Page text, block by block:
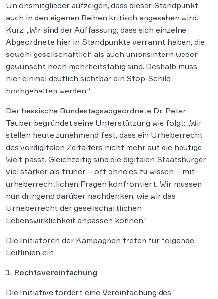
Unionsmitglieder aufzeigen, dass dieser Standpunkt
auch in den eigenen Reihen kritisch angesehen wird.
Kurz: „Wir sind der Auffassung, dass sich einzelne
Abgeordnete hier in Standpunkte verrannt haben, die
sowohl gesellschaftlich als auch unionsintern weder
gewünscht noch mehrheitsfähig sind. Deshalb muss
hier einmal deutlich sichtbar ein Stop-Schild
hochgehalten werden.“
Der hessische Bundestagsabgeordnete Dr. Peter
Tauber begründet seine Unterstützung wie folgt: „Wir
stellen heute zunehmend fest, dass ein Urheberrecht
des vordigitalen Zeitalters nicht mehr auf die heutige
Welt passt. Gleichzeitig sind die digitalen Staatsbürger
viel stärker als früher – oft ohne es zu wissen – mit
urheberrechtlichen Fragen konfrontiert. Wir müssen
nun dringend darüber nachdenken, wie wir das
Urheberrecht der gesellschaftlichen
Lebenswirklichkeit anpassen können.“
Die Initiatoren der Kampagnen treten für folgende
Leitlinien ein:
1. Rechtsvereinfachung
Die Initiative fordert eine Vereinfachung des